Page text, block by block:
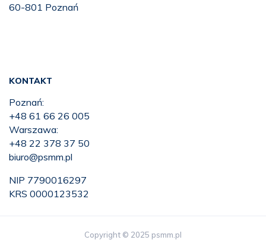
60-801 Poznań
KONTAKT
Poznań:
+48 61 66 26 005
Warszawa:
+48 22 378 37 50
biuro@psmm.pl
NIP 7790016297
KRS 0000123532
Copyright © 2025 psmm.pl